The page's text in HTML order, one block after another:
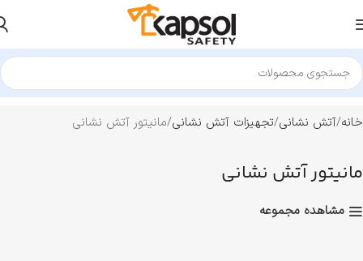
خانه آتش نشانی تجهیزات آتش نشانی مانیتور آتش نشانی
مانیتور آتش نشانی
مشاهده مجموعه